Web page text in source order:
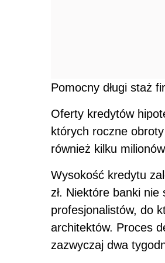
Pomocny długi staż
Oferty kredytów
których roczne
również kilku
Wysokość kredytu
zł. Niektóre banki
profesjonalistów, do
architektów. Proces
zazwyczaj dwa